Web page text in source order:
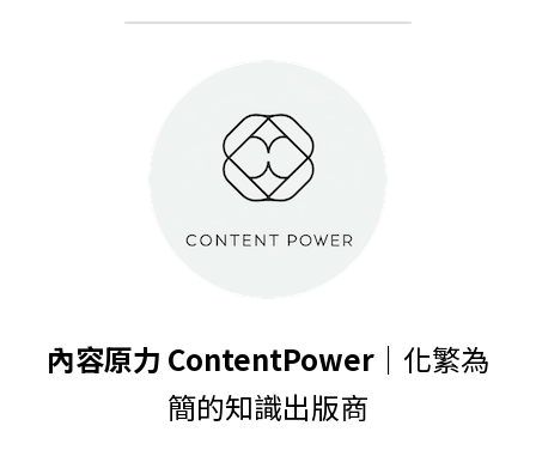
內容原力 ContentPower｜ 化繁為
簡的知識出版商